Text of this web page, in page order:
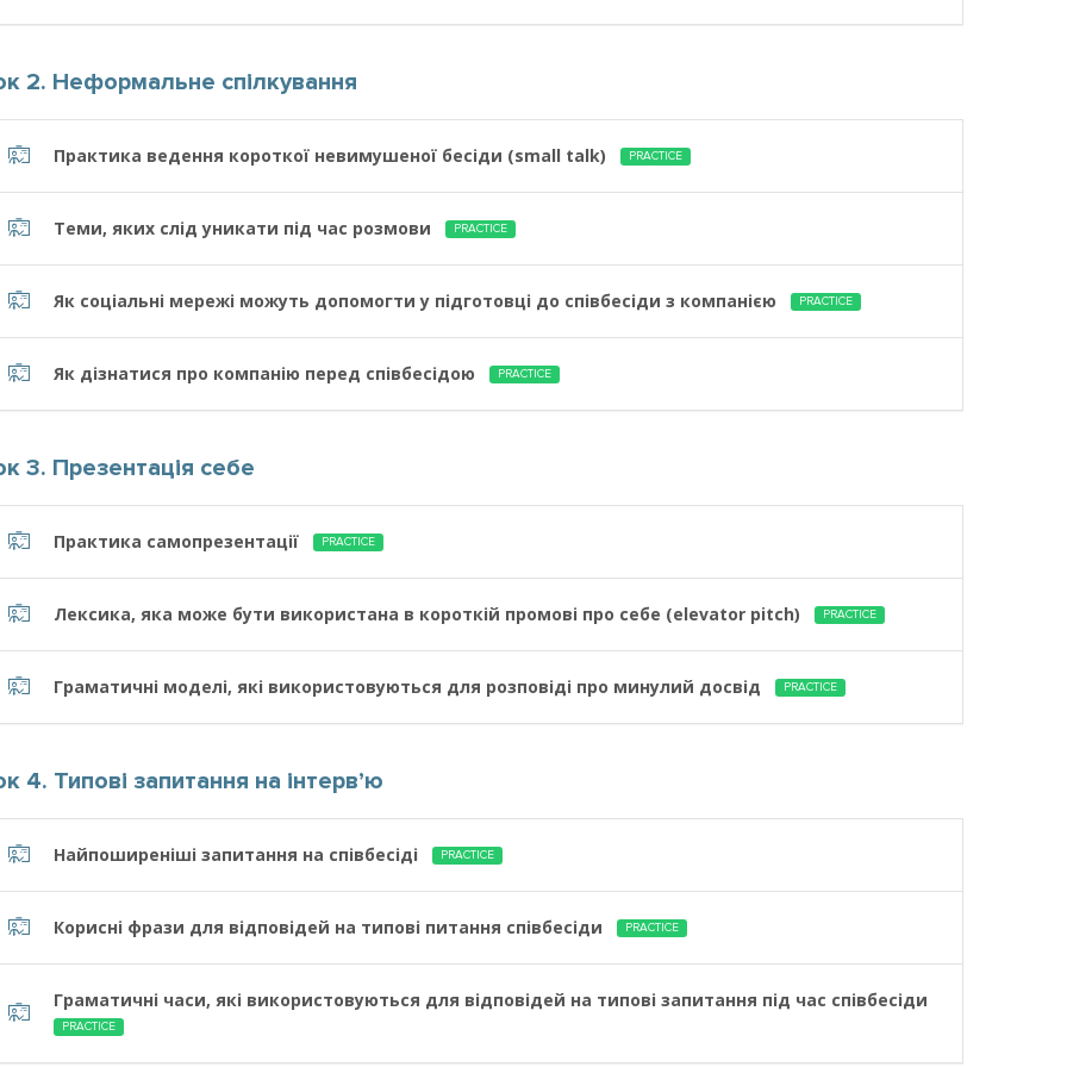
2. Неформальне спілкування
Практика ведення короткої невимушеної бесіди (small talk) PRACTICE
Теми, яких слід уникати під час розмови PRACTICE
Як соціальні мережі можуть допомогти у підготовці до співбесіди з компанією PRACTICE
Як дізнатися про компанію перед співбесідою PRACTICE
3. Презентація себе
Практика самопрезентації PRACTICE
Лексика, яка може бути використана в короткій промові про себе (elevator pitch) PRACTICE
Граматичні моделі, які використовуються для розповіді про минулий досвід PRACTICE
4. Типові запитання на інтерв’ю
Найпоширеніші запитання на співбесіді PRACTICE
Корисні фрази для відповідей на типові питання співбесіди PRACTICE
Граматичні часи, які використовуються для відповідей на типові запитання під час співбесіди
PRACTICE